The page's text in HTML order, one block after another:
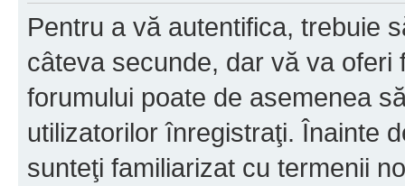
Pentru a vă autentifica, trebuie
câteva secunde, dar vă va oferi
forumului poate de asemenea
utilizatorilor înregistraţi. Înainte
sunteţi familiarizat cu termenii